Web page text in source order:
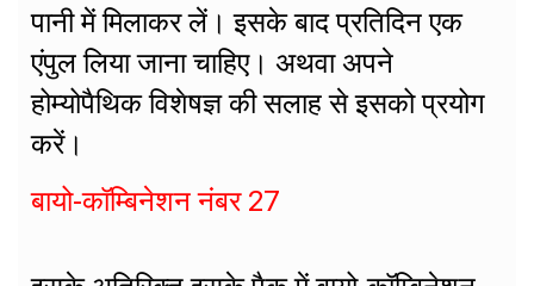
पानी में मिलाकर लें। इसके बाद प्रतिदिन एक
एंपुल लिया जाना चाहिए। अथवा अपने
होम्योपैथिक विशेषज्ञ की सलाह से इसको प्रयोग
करें।
बायो-कॉम्बिनेशन नंबर 27